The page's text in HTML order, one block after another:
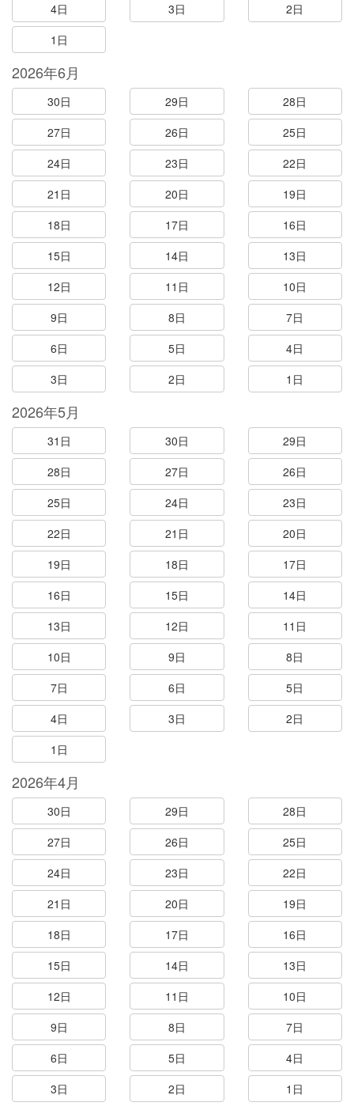
4日
3日
2日
1日
2026年6月
30日 29日
28日
27日
26日
25日
24日
23日
22日
21日
20日
19日
18日
17日
16日
15日
14日
13日
12日
11日
10日
9日
8日
7日
6日
5日
4日
3日
2日 1日
2026年5月
31日 30日
29日
28日
27日
26日
25日
24日
23日
22日
21日
20日
19日
18日
17日
16日
15日
14日
13日
12日
11日
10日
9日
8日
7日
6日
5日
4日
3日
2日
1日
2026年4月
30日 29日
28日
27日
26日
25日
24日
23日
22日
21日
20日
19日
18日
17日
16日
15日
14日
13日
12日
11日
10日
9日
8日
7日
6日
5日
4日
3日
2日 1日